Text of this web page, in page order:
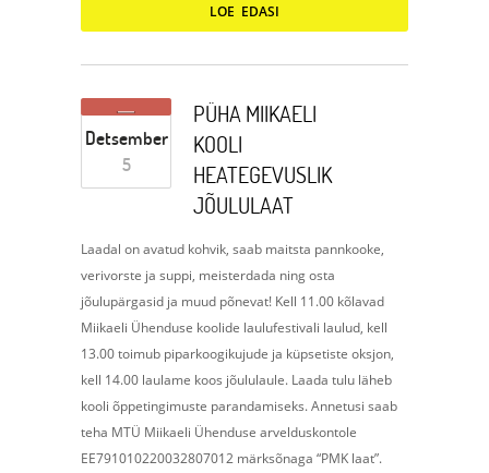
LOE EDASI
Detsember
5
PÜHA MIIKAELI
KOOLI
HEATEGEVUSLIK
JÕULULAAT
Laadal on avatud kohvik, saab maitsta pannkooke,
verivorste ja suppi, meisterdada ning osta
jõulupärgasid ja muud põnevat! Kell 11.00 kõlavad
Miikaeli Ühenduse koolide laulufestivali laulud, kell
13.00 toimub piparkoogikujude ja küpsetiste oksjon,
kell 14.00 laulame koos jõululaule. Laada tulu läheb
kooli õppetingimuste parandamiseks. Annetusi saab
teha MTÜ Miikaeli Ühenduse arvelduskontole
EE791010220032807012 märksõnaga “PMK laat”.